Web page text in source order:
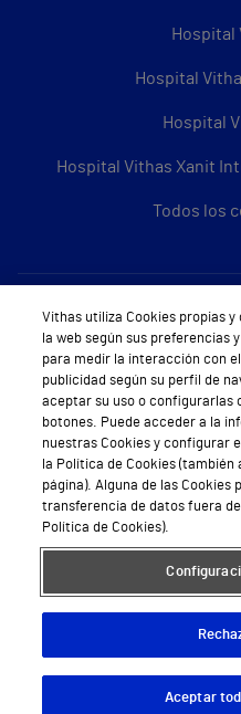
Hospital
Hospital
Hospital
Hospital Vithas Xanit
Todos los
Teléfono
Teléfono
Política de
Conoce
Aviso Legal Política de cookies Política
Descargar App
Vithas utiliza Cookies propias
la web según sus preferencias
para medir la interacción con
publicidad según su perfil de
aceptar su uso o configurarlas
botones. Puede acceder a la
nuestras Cookies y configurar
la Política de Cookies (también
página). Alguna de las Cookies
transferencia de datos fuera
Política de Cookies).
Aceptar